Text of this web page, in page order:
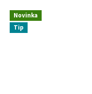
Novinka
Tip